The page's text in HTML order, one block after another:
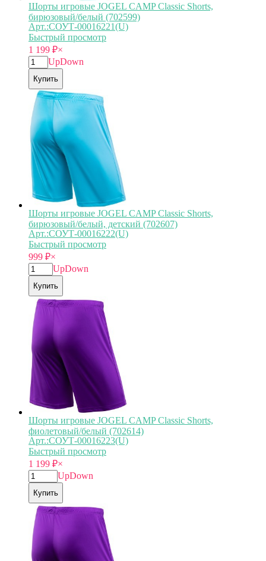
Шорты игровые JOGEL CAMP Classic Shorts,
бирюзовый/белый (702599)
Арт.:СОУТ-00016221(U)
Быстрый просмотр
1 199 ₽×
UpDown
Купить
Шорты игровые JOGEL CAMP Classic Shorts,
бирюзовый/белый, детский (702607)
Арт.:СОУТ-00016222(U)
Быстрый просмотр
999 ₽×
UpDown
Купить
Шорты игровые JOGEL CAMP Classic Shorts,
фиолетовый/белый (702614)
Арт.:СОУТ-00016223(U)
Быстрый просмотр
1 199 ₽×
UpDown
Купить